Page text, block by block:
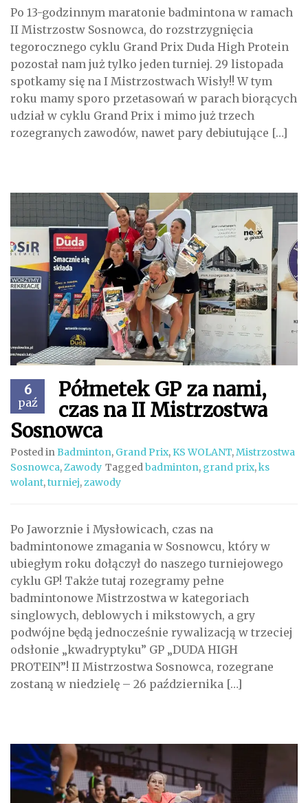
Po 13-godzinnym maratonie badmintona w ramach
II Mistrzostw Sosnowca, do rozstrzygnięcia
tegorocznego cyklu Grand Prix Duda High Protein
pozostał nam już tylko jeden turniej. 29 listopada
spotkamy się na I Mistrzostwach Wisły!! W tym
roku mamy sporo przetasowań w parach biorących
udział w cyklu Grand Prix i mimo już trzech
rozegranych zawodów, nawet pary debiutujące […]
6
paź
Półmetek GP za nami,
czas na II Mistrzostwa
Sosnowca
Posted inBadminton, Grand Prix, KS WOLANT,Mistrzostwa
Sosnowca,Zawody Taggedbadminton, grand prix,ks
wolant,turniej,zawody
Po Jaworznie i Mysłowicach, czas na
badmintonowe zmagania w Sosnowcu, który w
ubiegłym roku dołączył do naszego turniejowego
cyklu GP! Także tutaj rozegramy pełne
badmintonowe Mistrzostwa w kategoriach
singlowych, deblowych i mikstowych, a gry
podwójne będą jednocześnie rywalizacją w trzeciej
odsłonie „kwadryptyku” GP „DUDA HIGH
PROTEIN”! II Mistrzostwa Sosnowca, rozegrane
zostaną w niedzielę – 26 października […]